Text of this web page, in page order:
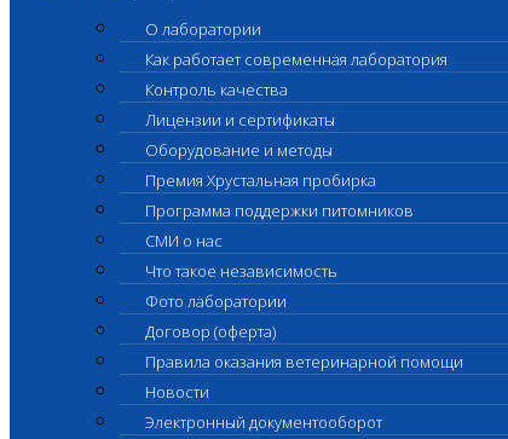
О лаборатории
Как работает современная лаборатория
Контроль качества
Лицензии и сертификаты
Оборудование и методы
Премия Хрустальная пробирка
Программа поддержки питомников
СМИ о нас
Что такое независимость
Фото лаборатории
Договор (оферта)
Правила оказания ветеринарной помощи
Новости
Электронный документооборот